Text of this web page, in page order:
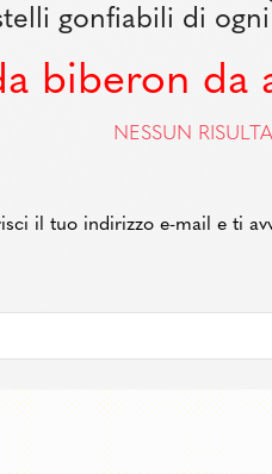
gonfiabili di
biberon da
NESSUN
il tuo indirizzo e-mail e ti